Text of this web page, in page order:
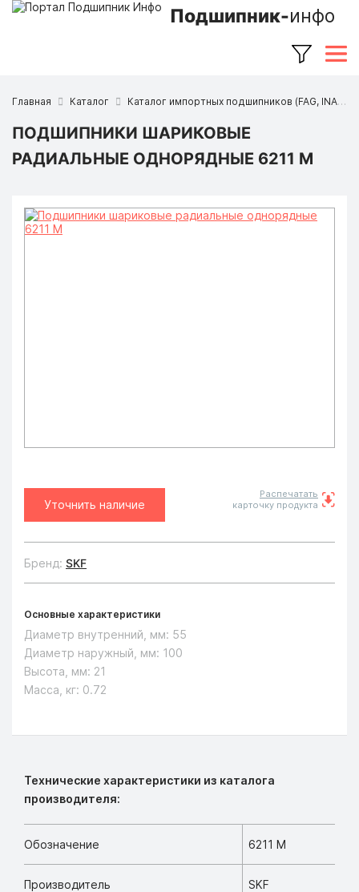
Подшипник-инфо
Главная Каталог Каталог импортных подшипников (FAG, INA, SKF, NSK, Timken и др.)
ПОДШИПНИКИ ШАРИКОВЫЕ
РАДИАЛЬНЫЕ ОДНОРЯДНЫЕ 6211 M
Уточнить наличие
Распечатать
карточку продукта
Бренд: SKF
Основные характеристики
Диаметр внутренний, мм: 55
Диаметр наружный, мм: 100
Высота, мм: 21
Масса, кг: 0.72
Технические характеристики из каталога
производителя:
Обозначение 6211 M
Производитель SKF